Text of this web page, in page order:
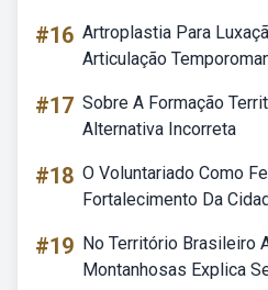
#16 Artroplastia Para
Articulação
#17 Sobre A Formação
Alternativa Incorreta
#18 O Voluntariado Como
Fortalecimento Da
#19 No Território Brasileiro
Montanhosas Explica